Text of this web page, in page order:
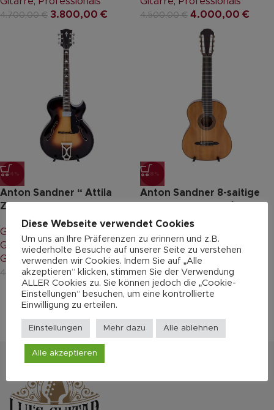
4.700,00€ 3.800,00 € 4.500,00€ 4.000,00 €
-14%
Anton Sandner “ Attila
Zoller AZ10”
Gitarren & Bässe
Gitarre 6-saitig
Jazz-
Gitarre, Professionals
4.200,00 € 3.600,00€
-18%
Anton Sandner 8-saitige
Konzertgitarre 8-saitig
Professionals
2.882,00 € 2.350,00
Diese Webseite verwendet Cookies
Um uns an Ihre Präferenzen zu erinnern und z.B.
wiederholte Besuche auf unserer Seite zu verstehen
verwenden wir Cookies. Indem Sie auf „Alle
akzeptieren“ klicken, stimmen Sie der Verwendung
ALLER Cookies zu. Sie können jedoch die „Cookie-
Einstellungen“ besuchen, um eine kontrollierte
Einwilligung zu erteilen.
Einstellungen Mehr dazu Alle ablehnen
Alle akzeptieren